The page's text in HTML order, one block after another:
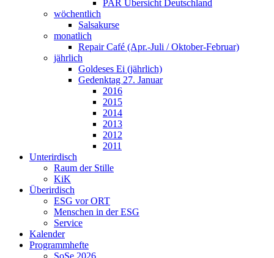
PAR Übersicht Deutschland
wöchentlich
Salsakurse
monatlich
Repair Café (Apr.-Juli / Oktober-Februar)
jährlich
Goldeses Ei (jährlich)
Gedenktag 27. Januar
2016
2015
2014
2013
2012
2011
Unterirdisch
Raum der Stille
KiK
Überirdisch
ESG vor ORT
Menschen in der ESG
Service
Kalender
Programmhefte
SoSe 2026